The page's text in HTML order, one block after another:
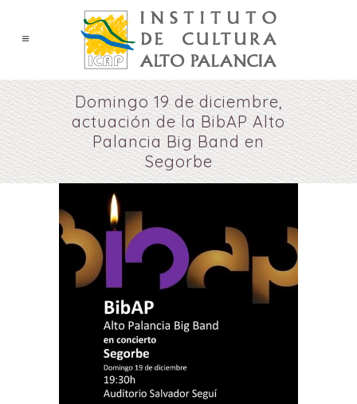
Domingo 19 de diciembre,
actuación de la BibAP Alto
Palancia Big Band en
Segorbe